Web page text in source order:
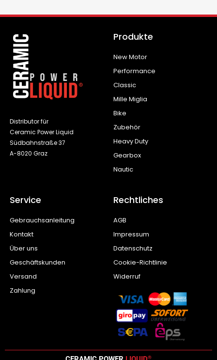
Distributor für
Ceramic Power Liquid
Südbahnstraße 37
A-8020 Graz
Produkte
New Motor
Performance
Classic
Mille Miglia
Bike
Zubehör
Heavy Duty
Gearbox
Nautic
Service
Gebrauchsanleitung
Kontakt
Über uns
Geschäftskunden
Versand
Zahlung
Rechtliches
AGB
Impressum
Datenschutz
Cookie-Richtlinie
Widerruf
®